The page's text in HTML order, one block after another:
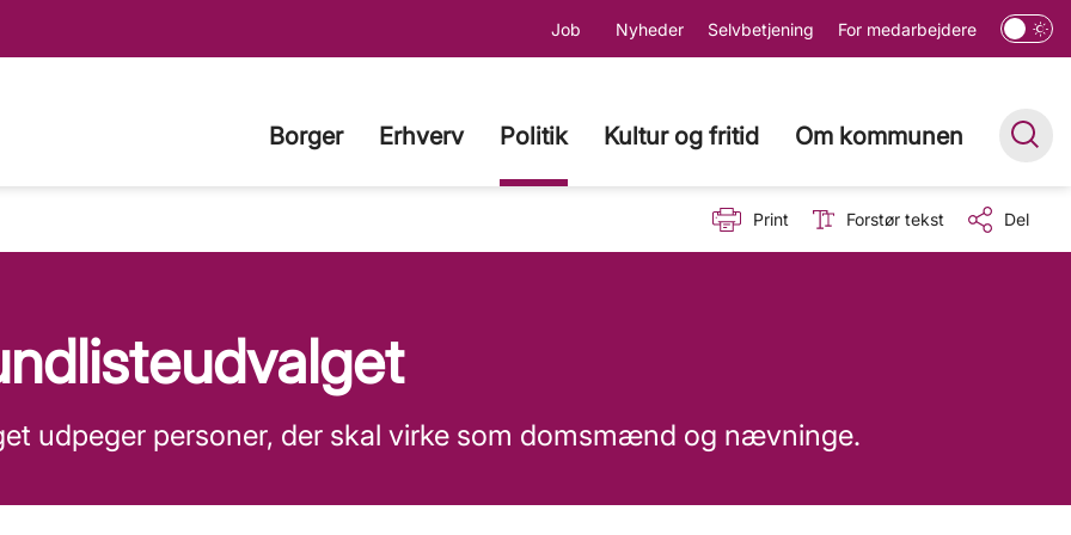
Job Nyheder Selvbetjening For medarbejdere
Borger Erhverv Politik Kultur og fritid Om kommunen
Print Forstør tekst Del
udpeger personer, der skal virke som domsmænd og nævninge.